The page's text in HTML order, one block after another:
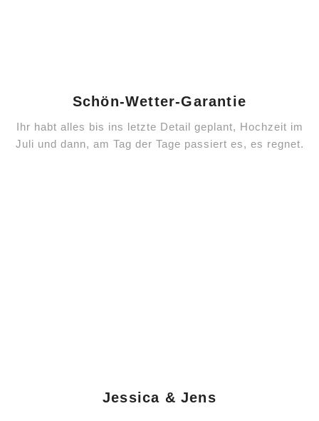
Schön-Wetter-Garantie
Ihr habt alles bis ins letzte Detail geplant, Hochzeit im
Juli und dann, am Tag der Tage passiert es, es regnet.
Jessica & Jens